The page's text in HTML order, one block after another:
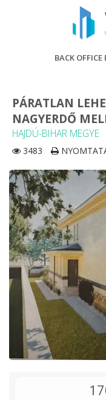
BACK OFFICE
PÁRATLAN
NAGYERDŐ
HAJDÚ-BIHAR MEGYE
3483